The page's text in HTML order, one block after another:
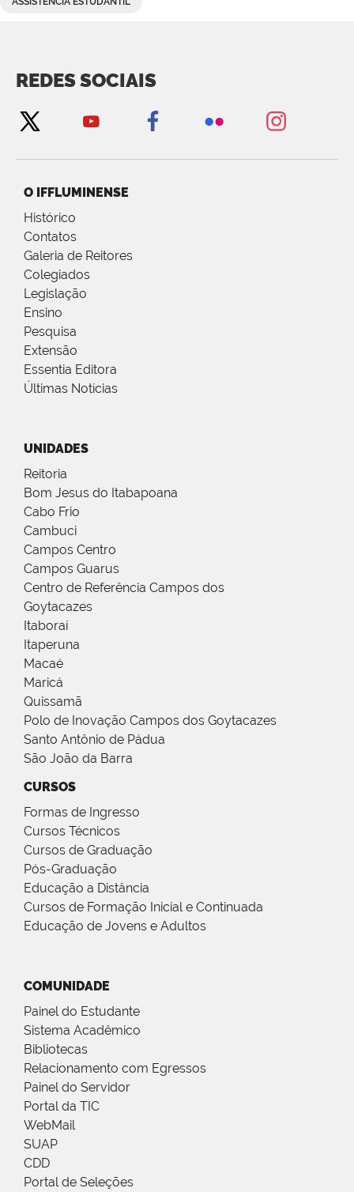
REDES SOCIAIS
O IFFLUMINENSE
Histórico
Contatos
Galeria de Reitores
Colegiados
Legislação
Ensino
Pesquisa
Extensão
Essentia Editora
Últimas Notícias
UNIDADES
Reitoria
Bom Jesus do Itabapoana
Cabo Frio
Cambuci
Campos Centro
Campos Guarus
Centro de Referência Campos dos
Goytacazes
Itaboraí
Itaperuna
Macaé
Maricá
Quissamã
Polo de Inovação Campos dos Goytacazes
Santo Antônio de Pádua
São João da Barra
CURSOS
Formas de Ingresso
Cursos Técnicos
Cursos de Graduação
Pós-Graduação
Educação a Distância
Cursos de Formação Inicial e Continuada
Educação de Jovens e Adultos
COMUNIDADE
Painel do Estudante
Sistema Acadêmico
Bibliotecas
Relacionamento com Egressos
Painel do Servidor
Portal da TIC
WebMail
SUAP
CDD
Portal de Seleções